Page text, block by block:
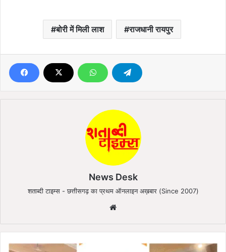
बोरी में मिली लाश राजधानी रायपुर
News Desk
शताब्दी टाइम्स - छत्तीसगढ़ का प्रथम ऑनलाइन अख़बार (Since 2007)
te
अ